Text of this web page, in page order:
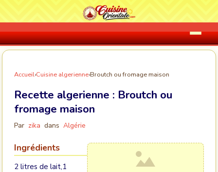
Accueil›Cuisine algerienne›Broutch ou fromage maison
Recette algerienne : Broutch ou
fromage maison
Par zika dans Algérie
Ingrédients
2 litres de lait,1